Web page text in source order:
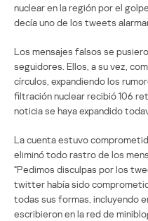
nuclear en la región por el
decía uno de los tweets
Los mensajes falsos se
seguidores. Ellos, a su vez,
círculos, expandiendo los
filtración nuclear recibió 106
noticia se haya expandido
La cuenta estuvo
eliminó todo rastro de los
“Pedimos disculpas por los
twitter había sido
todas sus formas, incluyendo
escribieron en la red de